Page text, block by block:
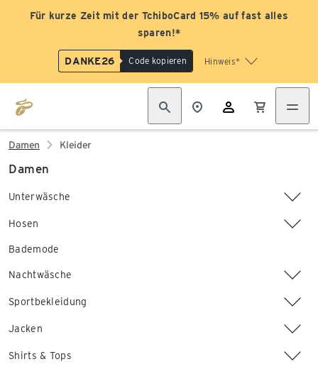
Für kurze Zeit mit der TchiboCard 15% auf fast alles
sparen!*
DANKE26 Code kopieren Hinweis*
Damen Kleider
Damen
Unterwäsche
Hosen
Bademode
Nachtwäsche
Sportbekleidung
Jacken
Shirts & Tops